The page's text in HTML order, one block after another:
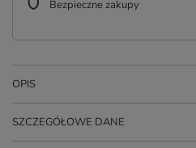
Bezpieczne zakupy
OPIS
SZCZEGÓŁOWE DANE